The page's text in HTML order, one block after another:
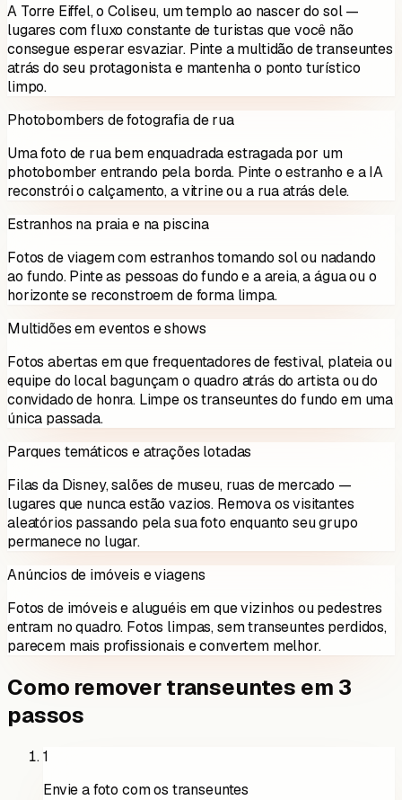
A Torre Eiffel, o Coliseu, um templo ao nascer do sol —
lugares com fluxo constante de turistas que você não
consegue esperar esvaziar. Pinte a multidão de transeuntes
atrás do seu protagonista e mantenha o ponto turístico
limpo.
Photobombers de fotografia de rua
Uma foto de rua bem enquadrada estragada por um
photobomber entrando pela borda. Pinte o estranho e a IA
reconstrói o calçamento, a vitrine ou a rua atrás dele.
Estranhos na praia e na piscina
Fotos de viagem com estranhos tomando sol ou nadando
ao fundo. Pinte as pessoas do fundo e a areia, a água ou o
horizonte se reconstroem de forma limpa.
Multidões em eventos e shows
Fotos abertas em que frequentadores de festival, plateia ou
equipe do local bagunçam o quadro atrás do artista ou do
convidado de honra. Limpe os transeuntes do fundo em uma
única passada.
Parques temáticos e atrações lotadas
Filas da Disney, salões de museu, ruas de mercado —
lugares que nunca estão vazios. Remova os visitantes
aleatórios passando pela sua foto enquanto seu grupo
permanece no lugar.
Anúncios de imóveis e viagens
Fotos de imóveis e aluguéis em que vizinhos ou pedestres
entram no quadro. Fotos limpas, sem transeuntes perdidos,
parecem mais profissionais e convertem melhor.
Como remover transeuntes em 3
passos
1
Envie a foto com os transeuntes